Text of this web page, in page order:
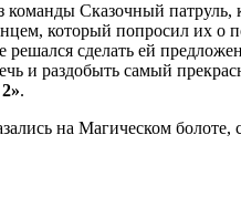
команды Сказочный патруль,
который попросил их
решался сделать ей
и раздобыть самый
.
на Магическом болоте,